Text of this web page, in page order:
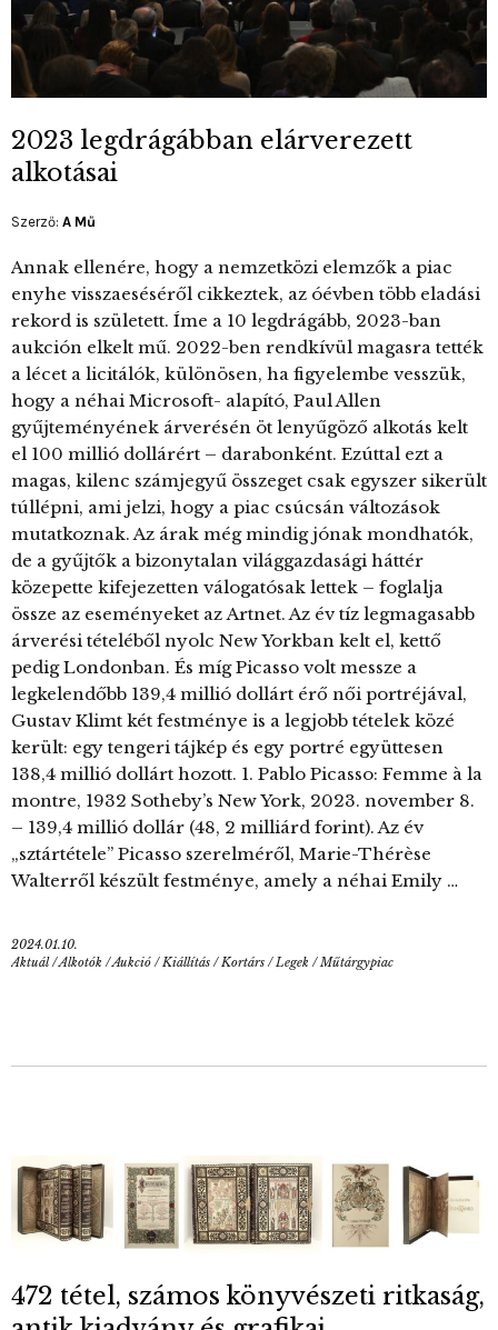
2023 legdrágábban elárverezett
alkotásai
Szerző: A Mű
Annak ellenére, hogy a nemzetközi elemzők a piac
enyhe visszaeséséről cikkeztek, az óévben több eladási
rekord is született. Íme a 10 legdrágább, 2023-ban
aukción elkelt mű. 2022-ben rendkívül magasra tették
a lécet a licitálók, különösen, ha figyelembe vesszük,
hogy a néhai Microsoft- alapító, Paul Allen
gyűjteményének árverésén öt lenyűgöző alkotás kelt
el 100 millió dollárért – darabonként. Ezúttal ezt a
magas, kilenc számjegyű összeget csak egyszer sikerült
túllépni, ami jelzi, hogy a piac csúcsán változások
mutatkoznak. Az árak még mindig jónak mondhatók,
de a gyűjtők a bizonytalan világgazdasági háttér
közepette kifejezetten válogatósak lettek – foglalja
össze az eseményeket az Artnet. Az év tíz legmagasabb
árverési tételéből nyolc New Yorkban kelt el, kettő
pedig Londonban. És míg Picasso volt messze a
legkelendőbb 139,4 millió dollárt érő női portréjával,
Gustav Klimt két festménye is a legjobb tételek közé
került: egy tengeri tájkép és egy portré együttesen
138,4 millió dollárt hozott. 1. Pablo Picasso: Femme à la
montre, 1932 Sotheby’s New York, 2023. november 8.
– 139,4 millió dollár (48, 2 milliárd forint). Az év
„sztártétele” Picasso szerelméről, Marie-Thérèse
Walterről készült festménye, amely a néhai Emily …
2024.01.10.
Aktuál/Alkotók /Aukció /Kiállítás /Kortárs /Legek /Műtárgypiac
472 tétel, számos könyvészeti ritkaság,